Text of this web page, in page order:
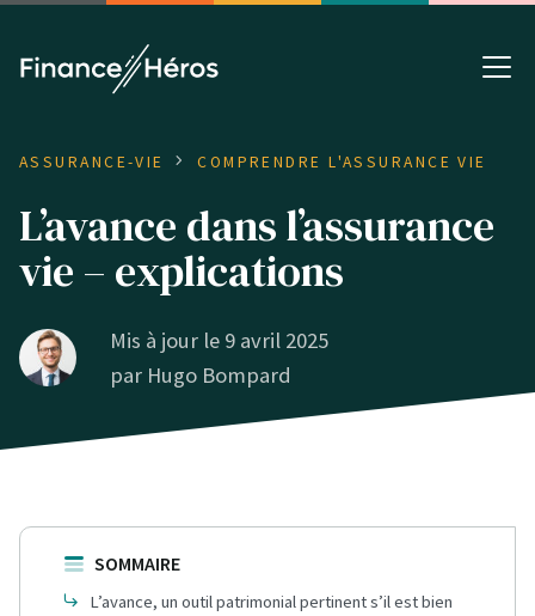
ASSURANCE-VIE COMPRENDRE L'ASSURANCE VIE
L’avance dans l’assurance
vie – explications
Mis à jour le 9 avril 2025
par Hugo Bompard
SOMMAIRE
L’avance, un outil patrimonial pertinent s’il est bien